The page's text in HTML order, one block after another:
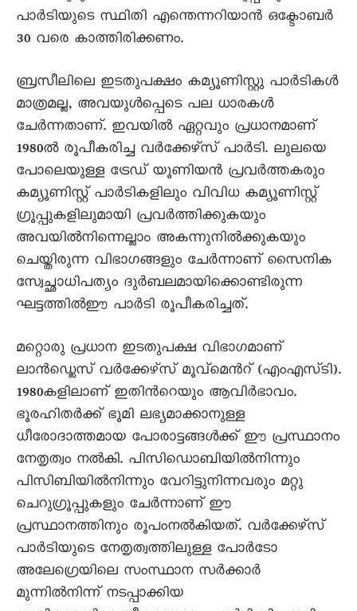
പാര്‍ടിയുടെ സ്ഥിതി എന്തെന്നറിയാന്‍ ഒക്ടോബര്‍
30 വരെ കാത്തിരിക്കണം.
ബ്രസീലിലെ ഇടതുപക്ഷം കമ്യൂണിസ്റ്റു പാര്‍ടികള്‍
മാത്രമല്ല, അവയുള്‍പ്പെടെ പല ധാരകള്‍
ചേര്‍ന്നതാണ്. ഇവയില്‍ ഏറ്റവും പ്രധാനമാണ്
1980ല്‍ രൂപീകരിച്ച വര്‍ക്കേഴ്സ് പാര്‍ടി. ലുലയെ
പോലെയുള്ള ട്രേഡ് യൂണിയന്‍ പ്രവര്‍ത്തകരും
കമ്യൂണിസ്റ്റ് പാര്‍ടികളിലും വിവിധ കമ്യൂണിസ്റ്റ്
ഗ്രൂപ്പുകളിലുമായി പ്രവര്‍ത്തിക്കുകയും
അവയില്‍നിന്നെല്ലാം അകന്നുനില്‍ക്കുകയും
ചെയ്തിരുന്ന വിഭാഗങ്ങളും ചേര്‍ന്നാണ് സൈനിക
സ്വേച്ഛാധിപത്യം ദുര്‍ബലമായിക്കൊണ്ടിരുന്ന
ഘട്ടത്തില്‍ഈ പാര്‍ടി രൂപീകരിച്ചത്.
മറ്റൊരു പ്രധാന ഇടതുപക്ഷ വിഭാഗമാണ്
ലാന്‍ഡ്ലെസ് വര്‍ക്കേഴ്സ് മൂവ്മെന്‍റ് (എംഎസ്ടി).
1980കളിലാണ് ഇതിന്‍റെയും ആവിര്‍ഭാവം.
ഭൂരഹിതര്‍ക്ക് ഭൂമി ലഭ്യമാക്കാനുള്ള
ധീരോദാത്തമായ പോരാട്ടങ്ങള്‍ക്ക് ഈ പ്രസ്ഥാനം
നേതൃത്വം നല്‍കി. പിസിഡൊബിയില്‍നിന്നും
പിസിബിയില്‍നിന്നും വേറിട്ടുനിന്നവരും മറ്റു
ചെറുഗ്രൂപ്പുകളും ചേര്‍ന്നാണ് ഈ
പ്രസ്ഥാനത്തിനും രൂപംനല്‍കിയത്. വര്‍ക്കേഴ്സ്
പാര്‍ടിയുടെ നേതൃത്വത്തിലുള്ള പോര്‍ടോ
അലേഗ്രെയിലെ സംസ്ഥാന സര്‍ക്കാര്‍
മുന്നില്‍നിന്ന് നടപ്പാക്കിയ